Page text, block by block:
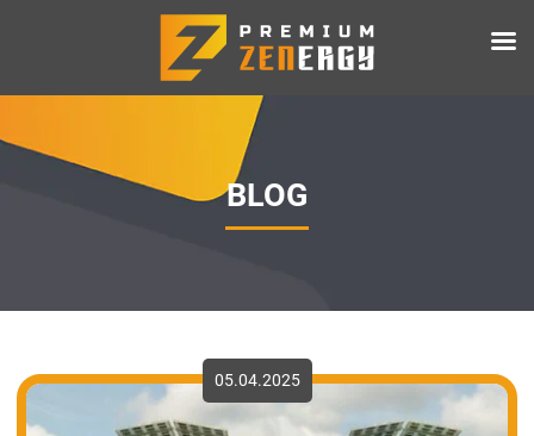
BLOG
05.04.2025